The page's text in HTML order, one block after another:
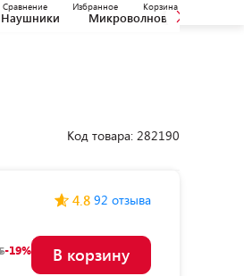
Сравнение Избранное Корзина
Наушники Микроволновые печи
Код товара: 282190
4.8 92 отзыва
-19% В корзину